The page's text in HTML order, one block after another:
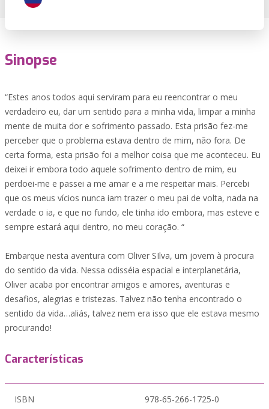
Sinopse
“Estes anos todos aqui serviram para eu reencontrar o meu
verdadeiro eu, dar um sentido para a minha vida, limpar a minha
mente de muita dor e sofrimento passado. Esta prisão fez-me
perceber que o problema estava dentro de mim, não fora. De
certa forma, esta prisão foi a melhor coisa que me aconteceu. Eu
deixei ir embora todo aquele sofrimento dentro de mim, eu
perdoei-me e passei a me amar e a me respeitar mais. Percebi
que os meus vícios nunca iam trazer o meu pai de volta, nada na
verdade o ia, e que no fundo, ele tinha ido embora, mas esteve e
sempre estará aqui dentro, no meu coração. “
Embarque nesta aventura com Oliver SIlva, um jovem à procura
do sentido da vida. Nessa odisséia espacial e interplanetária,
Oliver acaba por encontrar amigos e amores, aventuras e
desafios, alegrias e tristezas. Talvez não tenha encontrado o
sentido da vida…aliás, talvez nem era isso que ele estava mesmo
procurando!
Características
ISBN 978-65-266-1725-0